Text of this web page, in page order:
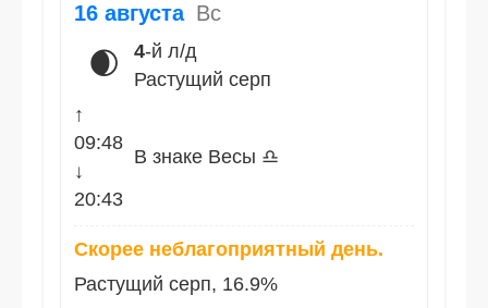
16 августа Вс
🌒 4-й л/д
Растущий серп
↑
09:48
↓
20:43
В знаке Весы ♎
Скорее неблагоприятный день.
Растущий серп, 16.9%